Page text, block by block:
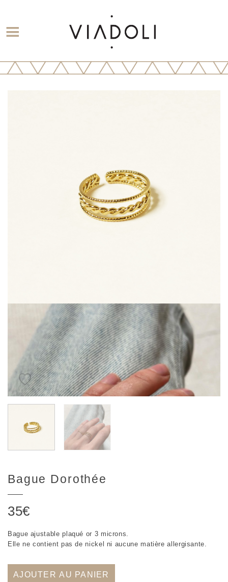
Bague Dorothée
35€
Bague ajustable plaqué or 3 microns.
Elle ne contient pas de nickel ni aucune matière allergisante.
AJOUTER AU PANIER